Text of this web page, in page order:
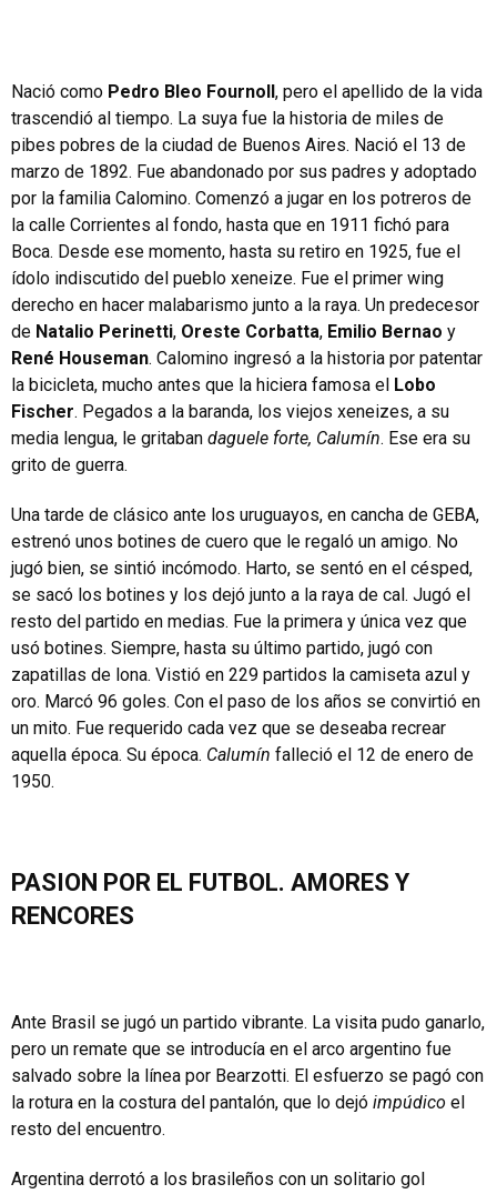
Nació como Pedro Bleo Fournoll, pero el apellido de la vida
trascendió al tiempo. La suya fue la historia de miles de
pibes pobres de la ciudad de Buenos Aires. Nació el 13 de
marzo de 1892. Fue abandonado por sus padres y adoptado
por la familia Calomino. Comenzó a jugar en los potreros de
la calle Corrientes al fondo, hasta que en 1911 fichó para
Boca. Desde ese momento, hasta su retiro en 1925, fue el
ídolo indiscutido del pueblo xeneize. Fue el primer wing
derecho en hacer malabarismo junto a la raya. Un predecesor
de Natalio Perinetti, Oreste Corbatta, Emilio Bernao y
René Houseman. Calomino ingresó a la historia por patentar
la bicicleta, mucho antes que la hiciera famosa el Lobo
Fischer. Pegados a la baranda, los viejos xeneizes, a su
media lengua, le gritaban daguele forte, Calumín. Ese era su
grito de guerra.
Una tarde de clásico ante los uruguayos, en cancha de GEBA,
estrenó unos botines de cuero que le regaló un amigo. No
jugó bien, se sintió incómodo. Harto, se sentó en el césped,
se sacó los botines y los dejó junto a la raya de cal. Jugó el
resto del partido en medias. Fue la primera y única vez que
usó botines. Siempre, hasta su último partido, jugó con
zapatillas de lona. Vistió en 229 partidos la camiseta azul y
oro. Marcó 96 goles. Con el paso de los años se convirtió en
un mito. Fue requerido cada vez que se deseaba recrear
aquella época. Su época. Calumín falleció el 12 de enero de
1950.
PASION POR EL FUTBOL. AMORES Y
RENCORES
Ante Brasil se jugó un partido vibrante. La visita pudo ganarlo,
pero un remate que se introducía en el arco argentino fue
salvado sobre la línea por Bearzotti. El esfuerzo se pagó con
la rotura en la costura del pantalón, que lo dejó impúdico el
resto del encuentro.
Argentina derrotó a los brasileños con un solitario gol